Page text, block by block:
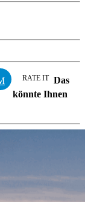
RATE IT Das
könnte Ihnen